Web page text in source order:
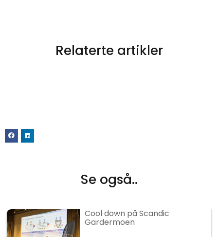
Relaterte artikler
Se også..
Cool down på Scandic
Gardermoen